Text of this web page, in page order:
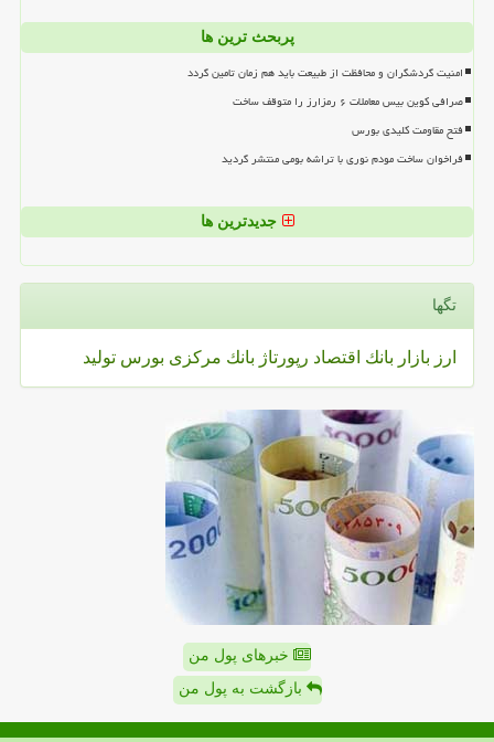
پربحث ترین ها
امنیت گردشگران و محافظت از طبیعت باید هم زمان تامین گردد
صرافی کوین بیس معاملات ۶ رمزارز را متوقف ساخت
فتح مقاومت کلیدی بورس
فراخوان ساخت مودم نوری با تراشه بومی منتشر گردید
جدیدترین ها
تگها
ارز بازار بانك اقتصاد رپورتاژ بانك مركزی بورس تولید
خبرهای پول من
بازگشت به پول من